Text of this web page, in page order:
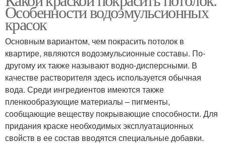
Особенности водоэмульсионных
красок
Основным вариантом, чем покрасить потолок в
квартире, являются водоэмульсионные составы. По-
другому их также называют водно-дисперсными. В
качестве растворителя здесь используется обычная
вода. Среди ингредиентов имеются также
пленкообразующие материалы – пигменты,
сообщающие веществу покрывающие способности. Для
придания краске необходимых эксплуатационных
свойств в ее состав вводятся специальные добавки.